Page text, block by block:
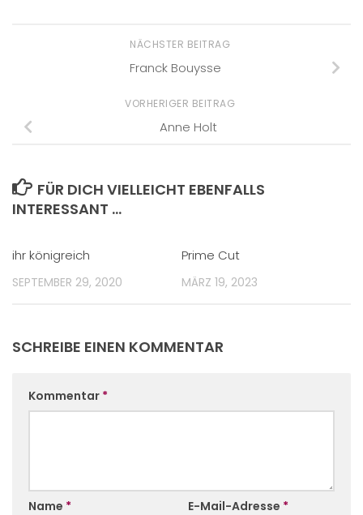
NÄCHSTER BEITRAG
Franck Bouysse
VORHERIGER BEITRAG
Anne Holt
FÜR DICH VIELLEICHT EBENFALLS
INTERESSANT …
ihr königreich
SEPTEMBER 29, 2020
Prime Cut
MÄRZ 19, 2023
SCHREIBE EINEN KOMMENTAR
Kommentar *
Name * E-Mail-Adresse *